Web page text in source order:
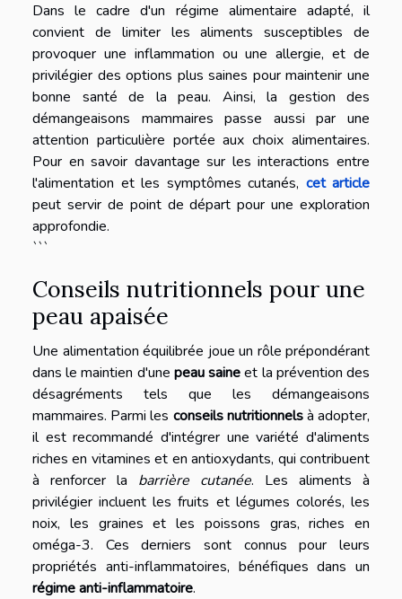
Dans le cadre d'un régime alimentaire adapté, il
convient de limiter les aliments susceptibles de
provoquer une inflammation ou une allergie, et de
privilégier des options plus saines pour maintenir une
bonne santé de la peau. Ainsi, la gestion des
démangeaisons mammaires passe aussi par une
attention particulière portée aux choix alimentaires.
Pour en savoir davantage sur les interactions entre
l'alimentation et les symptômes cutanés, cet article
peut servir de point de départ pour une exploration
approfondie.
```
Conseils nutritionnels pour une
peau apaisée
Une alimentation équilibrée joue un rôle prépondérant
dans le maintien d'une peau saineet la prévention des
désagréments tels que les démangeaisons
mammaires. Parmi les conseils nutritionnelsà adopter,
il est recommandé d'intégrer une variété d'aliments
riches en vitamines et en antioxydants, qui contribuent
à renforcer la barrière cutanée. Les aliments à
privilégier incluent les fruits et légumes colorés, les
noix, les graines et les poissons gras, riches en
oméga-3. Ces derniers sont connus pour leurs
propriétés anti-inflammatoires, bénéfiques dans un
régime anti-inflammatoire.